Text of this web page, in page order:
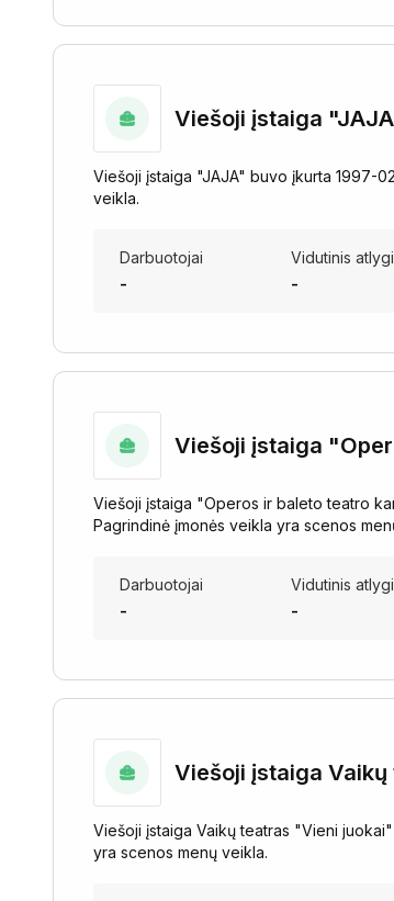
Viešoji įstaiga
Viešoji įstaiga "JAJA" buvo įkurta 1997-
veikla.
Darbuotojai
-
Vidutinis
-
Viešoji įstaiga
Viešoji įstaiga "Operos ir baleto teatro
Pagrindinė įmonės veikla yra scenos
Darbuotojai
-
Vidutinis
-
Viešoji įstaiga
Viešoji įstaiga Vaikų teatras "Vieni
yra scenos menų veikla.